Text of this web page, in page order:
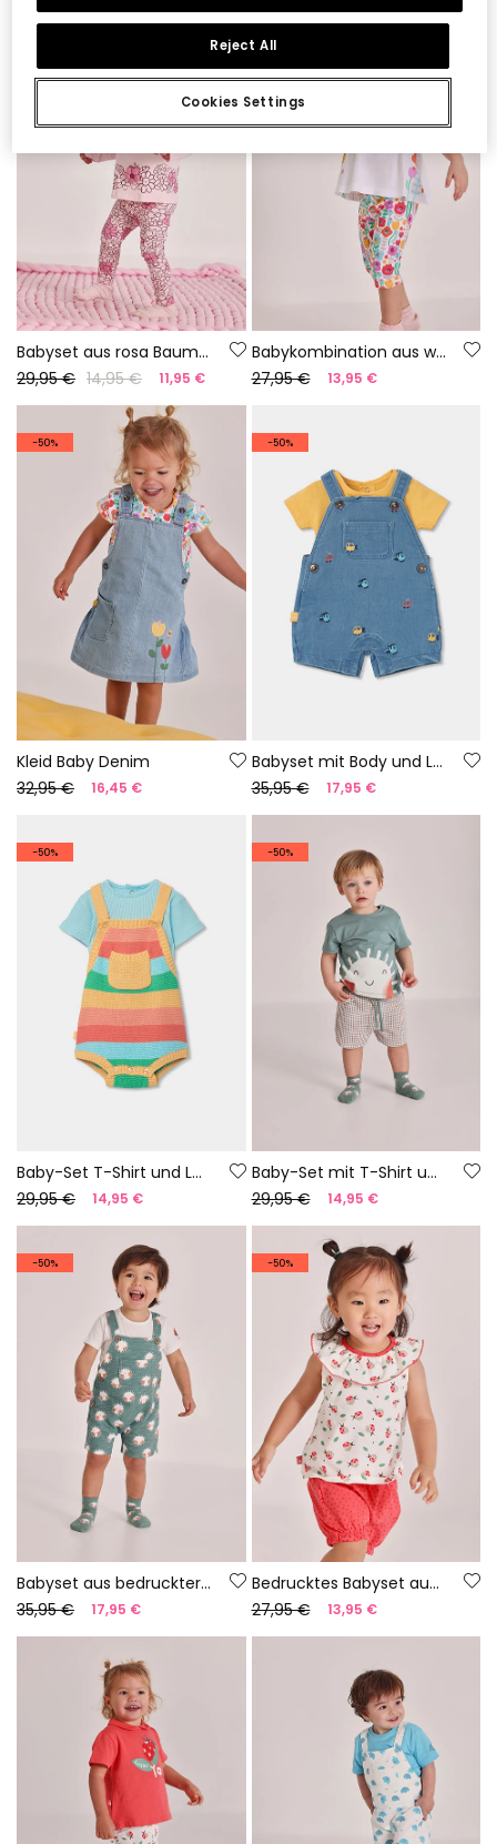
Babyset aus rosa Baumwollstrick
29,95 € 14,95 € 11,95 €
Babykombination aus weißer Baumwolle
27,95 €
13,95 €
-50%
Kleid Baby Denim
32,95 €
16,45 €
-50%
Babyset mit Body und Latzhose
35,95 €
17,95 €
-50%
Baby-Set T-Shirt und Latzhose mehrfarbige Streifen
29,95 €
14,95 €
-50%
Baby-Set mit T-Shirt und kurzer Hose aus grünem Baumwolle.
29,95 €
14,95 €
-50%
Babyset aus bedruckter Baumwolle: T-Shirt und Latzhose
35,95 €
17,95 €
-50%
Bedrucktes Babyset aus Baumwolle
27,95 €
13,95 €
Cookies Settings
Reject All